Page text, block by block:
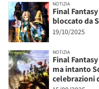
NOTIZIA
Final
bloccato da
19/10/2025
NOTIZIA
Final
ma intanto
celebrazioni